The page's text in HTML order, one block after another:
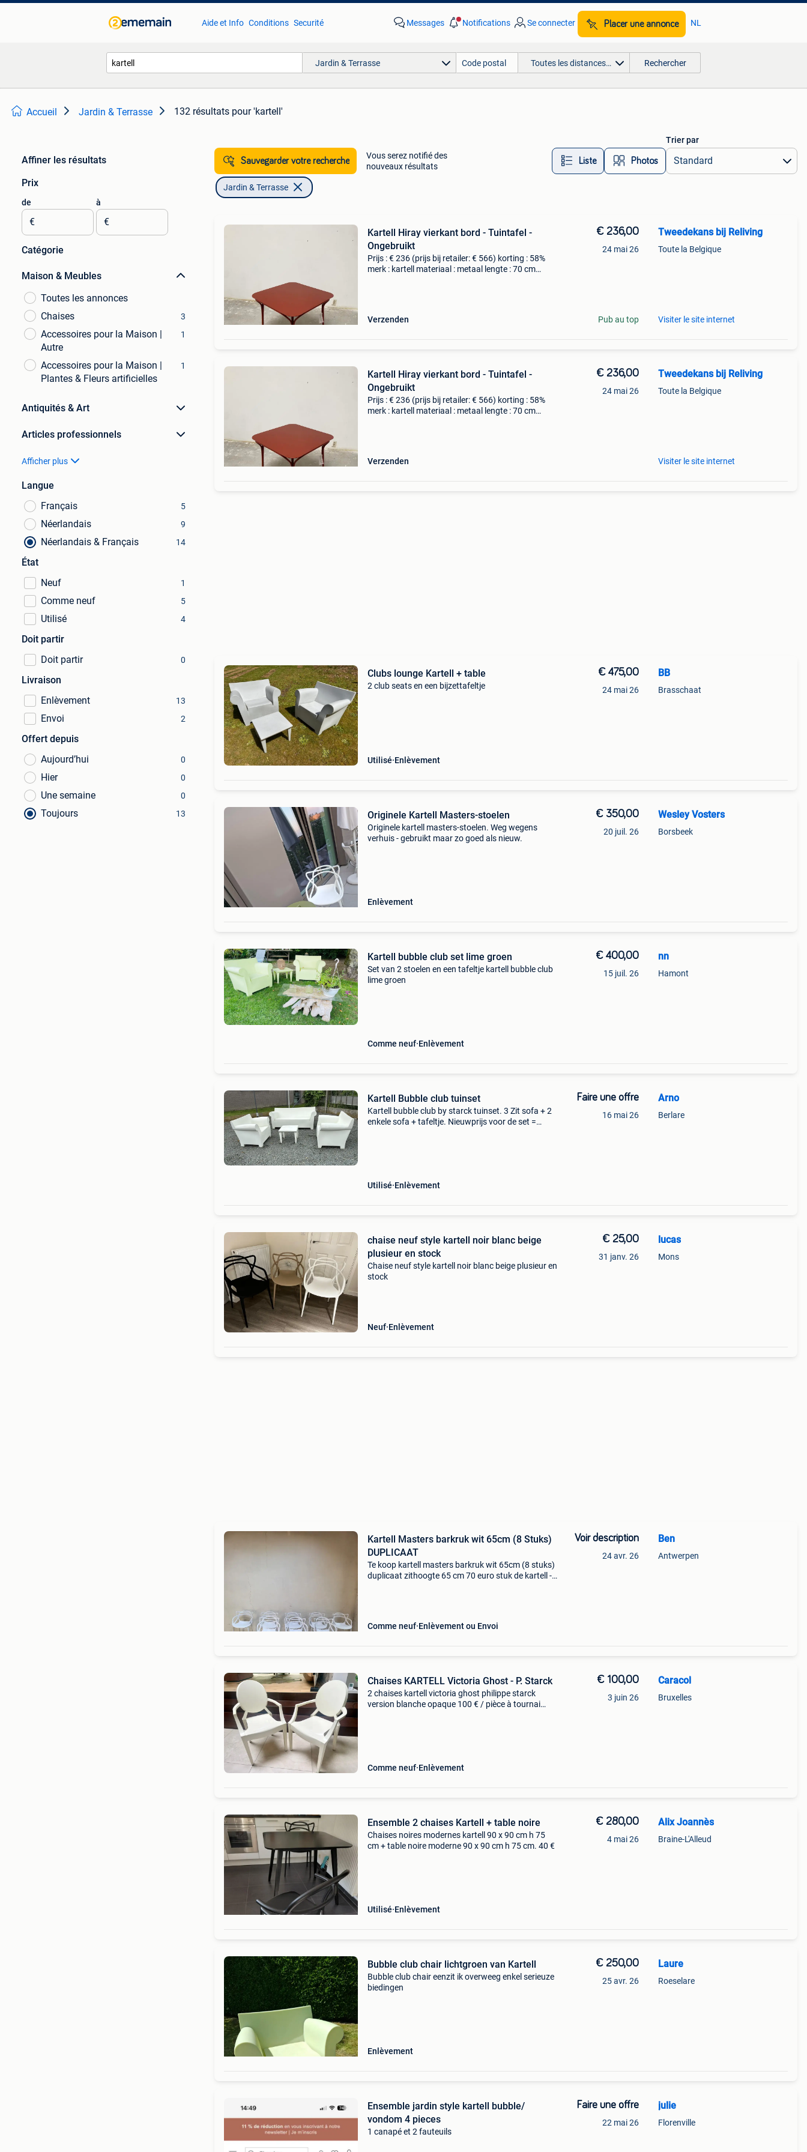
Aide et Info Conditions Securité Messages Notifications Se connecter Placer une annonce NL
Jardin & Terrasse Toutes les distances… Rechercher
Accueil Jardin & Terrasse 132 résultats pour 'kartell'
Affiner les résultats
Prix
de
€
à
€
Catégorie
Maison & Meubles
Toutes les annonces
Chaises
3
Accessoires pour la Maison |
Autre
1
Accessoires pour la Maison |
Plantes & Fleurs artificielles
1
Antiquités & Art
Articles professionnels
Afficher plus
Langue
Français
5
Néerlandais 9
Néerlandais & Français 14
État
Neuf
1
Comme neuf 5
Utilisé 4
Doit partir
Doit partir
0
Livraison
Enlèvement
13
Envoi 2
Offert depuis
Aujourd’hui
0
Hier 0
Une semaine 0
Toujours 13
Sauvegarder votre recherche
Vous serez notifié des
nouveaux résultats
Liste Photos
Trier par
Jardin & Terrasse
Kartell Hiray vierkant bord - Tuintafel -
Ongebruikt
Prijs : € 236 (prijs bij retailer: € 566) korting : 58%
merk : kartell materiaal : metaal lengte : 70 cm
Verzenden
€ 236,00
24 mai 26
Pub au top
Tweedekans bij Reliving
Toute la Belgique
Visiter le site internet
Kartell Hiray vierkant bord - Tuintafel -
Ongebruikt
Prijs : € 236 (prijs bij retailer: € 566) korting : 58%
merk : kartell materiaal : metaal lengte : 70 cm
Verzenden
€ 236,00
24 mai 26
Tweedekans bij Reliving
Toute la Belgique
Visiter le site internet
Clubs lounge Kartell + table
2 club seats en een bijzettafeltje
Utilisé Enlèvement
€ 475,00
24 mai 26
BB
Brasschaat
Originele Kartell Masters-stoelen
Originele kartell masters-stoelen. Weg wegens
verhuis - gebruikt maar zo goed als nieuw.
Enlèvement
€ 350,00
20 juil. 26
Wesley Vosters
Borsbeek
Kartell bubble club set lime groen
Set van 2 stoelen en een tafeltje kartell bubble club
lime groen
Comme neuf Enlèvement
€ 400,00
15 juil. 26
nn
Hamont
Kartell Bubble club tuinset
Kartell bubble club by starck tuinset. 3 Zit sofa + 2
enkele sofa + tafeltje. Nieuwprijs voor de set =
Utilisé Enlèvement
Faire une offre
16 mai 26
Arno
Berlare
chaise neuf style kartell noir blanc beige
plusieur en stock
Chaise neuf style kartell noir blanc beige plusieur en
stock
Neuf Enlèvement
€ 25,00
31 janv. 26
lucas
Mons
Kartell Masters barkruk wit 65cm (8 Stuks)
DUPLICAAT
Te koop kartell masters barkruk wit 65cm (8 stuks)
duplicaat zithoogte 65 cm 70 euro stuk de kartell -
Comme neuf Enlèvement ou Envoi
Voir description
24 avr. 26
Ben
Antwerpen
Chaises KARTELL Victoria Ghost - P. Starck
2 chaises kartell victoria ghost philippe starck
version blanche opaque 100 € / pièce à tournai
Comme neuf Enlèvement
€ 100,00
3 juin 26
Caracol
Bruxelles
Ensemble 2 chaises Kartell + table noire
Chaises noires modernes kartell 90 x 90 cm h 75
cm + table noire moderne 90 x 90 cm h 75 cm. 40 €
Utilisé Enlèvement
€ 280,00
4 mai 26
Alix Joannès
Braine-L'Alleud
Bubble club chair lichtgroen van Kartell
Bubble club chair eenzit ik overweeg enkel serieuze
biedingen
Enlèvement
€ 250,00
25 avr. 26
Laure
Roeselare
Ensemble jardin style kartell bubble/
vondom 4 pieces
1 canapé et 2 fauteuils
Faire une offre
22 mai 26
julie
Florenville